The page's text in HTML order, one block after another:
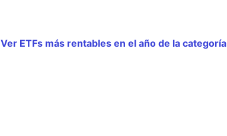
Ver ETFs más rentables en el año de la categoría